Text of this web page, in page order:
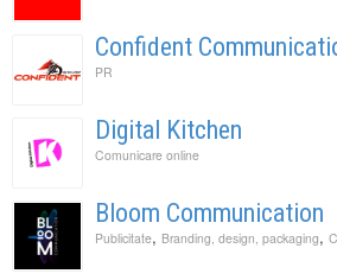
Confident
PR
Digital Kitchen
Comunicare online
Bloom Communication
Publicitate, Branding, design, packaging,